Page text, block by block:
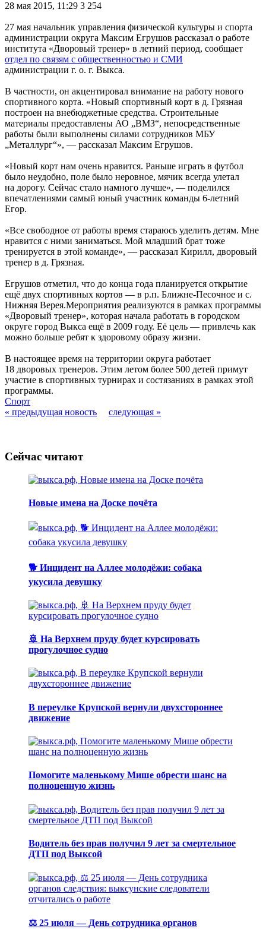
28 мая 2015, 11:29 3 254
27 мая начальник управления физической культуры и спорта
администрации округа Максим Егрушов рассказал о работе
института «Дворовый тренер» в летний период, сообщает
отдел по связям с общественностью и СМИ
администрации г. о. г. Выкса.
В частности, он акцентировал внимание на работу нового
спортивного корта. «Новый спортивный корт в д. Грязная
построен на внебюджетные средства. Строительные
материалы предоставлены АО „ВМЗ“, непосредственные
работы были выполнены силами сотрудников МБУ
„Металлург“», — рассказал Максим Егрушов.
«Новый корт нам очень нравится. Раньше играть в футбол
было неудобно, поле было неровное, мячик всегда улетал
на дорогу. Сейчас стало намного лучше», — поделился
впечатлениями самый юный участник команды 6-летний
Егор.
«Все свободное от работы время стараюсь уделить детям. Мне
нравится с ними заниматься. Мой младший брат тоже
тренируется в этой команде», — рассказал Кирилл, дворовый
тренер в д. Грязная.
Егрушов отметил, что до конца года планируется открытие
ещё двух спортивных кортов — в р.п. Ближне-Песочное и с.
Нижняя Верея.Мероприятия реализуются в рамках программы
«Дворовый тренер», которая начала работать в городском
округе город Выкса ещё в 2009 году. Её цель — привлечь как
можно больше ребят к здоровому образу жизни.
В настоящее время на территории округа работает
18 дворовых тренеров. Этим летом более 500 детей примут
участие в спортивных турнирах и состязаниях в рамках этой
программы.
Спорт
« предыдущая новость
следующая »
Сейчас читают
Новые имена на Доске почёта
🐕 Инцидент на Аллее молодёжи: собака
укусила девушку
🚢 На Верхнем пруду будет курсировать
прогулочное судно
В переулке Крупской вернули двухстороннее
движение
Помогите маленькому Мише обрести шанс на
полноценную жизнь
Водитель без прав получил 9 лет за смертельное
ДТП под Выксой
⚖️ 25 июля — День сотрудника органов